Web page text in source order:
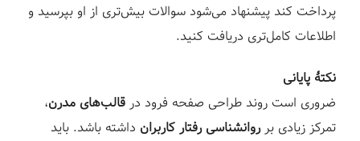
پرداخت کند پیشنهاد می‌شود سوالات بیش‌تری از او بپرسید و
اطلاعات کامل‌تری دریافت کنید.⁣
نکتۀ پایانی
ضروری است روند طراحی صفحه فرود درقالب‌های مدرن،
تمرکز زیادی برروانشناسی رفتار کاربران داشته باشد. باید